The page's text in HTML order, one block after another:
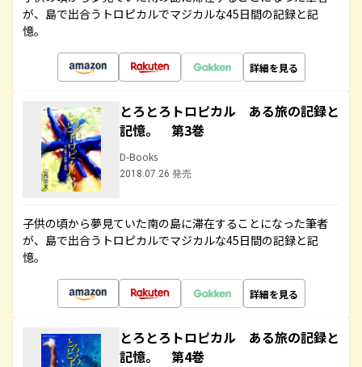
が、島で出合うトロピカルでマジカルな45日間の記録と記
憶。
詳細を見る
とろとろトロピカル ある旅の記録と
記憶。 第3巻
D-Books
2018.07.26 発売
子供の頃から夢見ていた南の島に滞在することになった筆者
が、島で出合うトロピカルでマジカルな45日間の記録と記
憶。
詳細を見る
とろとろトロピカル ある旅の記録と
記憶。 第4巻